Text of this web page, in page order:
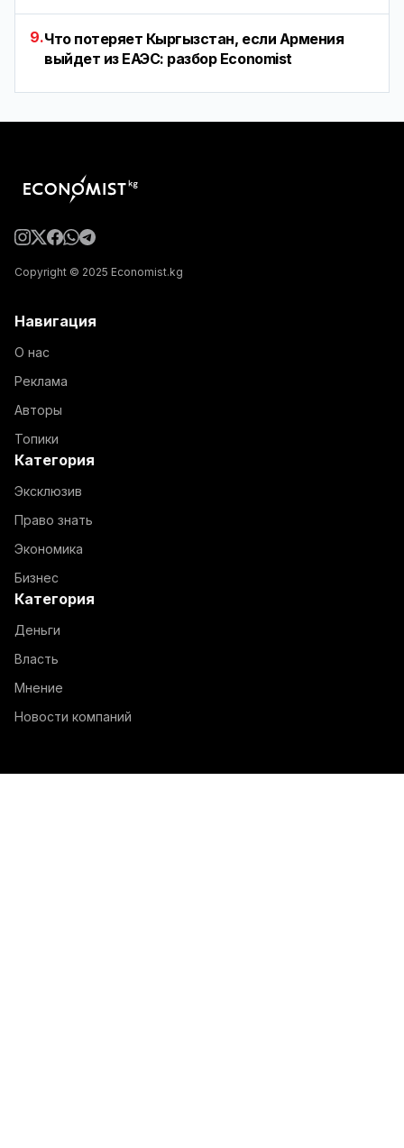
9.Что потеряет Кыргызстан, если Армения
выйдет из ЕАЭС: разбор Economist
Copyright © 2025 Economist.kg
Навигация
О нас
Реклама
Авторы
Топики
Категория
Эксклюзив
Право знать
Экономика
Бизнес
Категория
Деньги
Власть
Мнение
Новости компаний